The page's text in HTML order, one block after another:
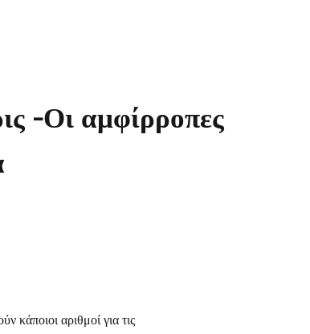
-Οι αμφίρροπες
αριθμοί για τις